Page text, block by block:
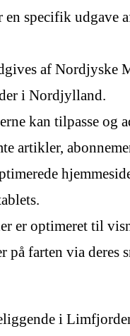
specifik udgave
af Nordjyske
i Nordjylland.
kan tilpasse og
artikler,
er optimeret til
farten via deres
i